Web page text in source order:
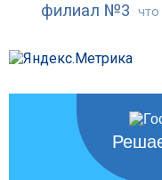
филиал №3 что